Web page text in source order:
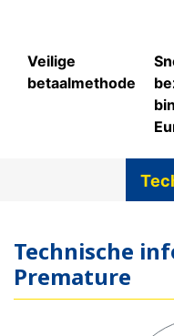
Veilige
betaalmethode
Technische
Premature